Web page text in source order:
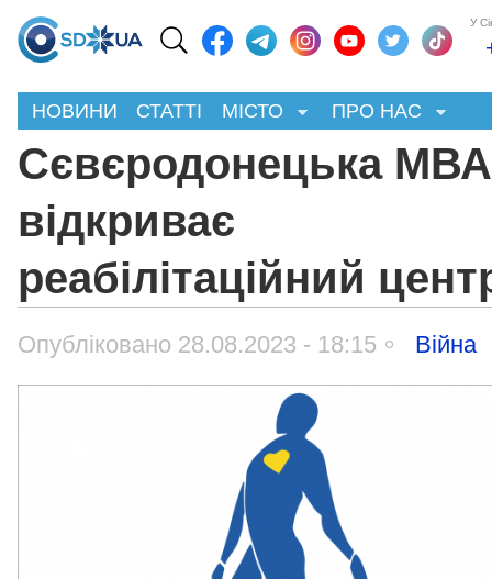
У
НОВИНИ СТАТТІ МІСТО ПРО НАС
Сєвєродонецька МВА
відкриває
реабілітаційний
Опубліковано 28.08.2023 - 18:15 Війна